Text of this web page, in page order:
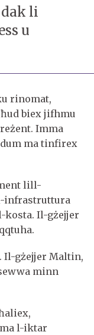
li
u
rinomat,
biex jifhmu
Imma
ma tinfirex
lill-
infrastruttura
Il-gżejjer
Il-gżejjer Maltin,
minn
l-iktar